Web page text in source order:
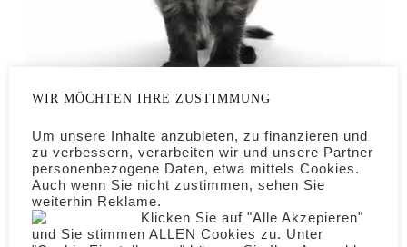
Oxana – 5 Wochen – 583g
Oxana – 3 Wochen – 427g
Oxana – 1 Woche – 223g
WIR MÖCHTEN IHRE ZUSTIMMUNG
Um unsere Inhalte anzubieten, zu finanzieren und
zu verbessern, verarbeiten wir und unsere Partner
personenbezogene Daten, etwa mittels Cookies.
Auch wenn Sie nicht zustimmen, sehen Sie
weiterhin Reklame.
Klicken Sie auf "Alle Akzepieren"
und Sie stimmen ALLEN Cookies zu. Unter